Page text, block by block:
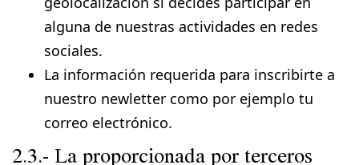
alguna de nuestras actividades en redes
sociales.
La información requerida para inscribirte a
nuestro newletter como por ejemplo tu
correo electrónico.
2.3.- La proporcionada por terceros